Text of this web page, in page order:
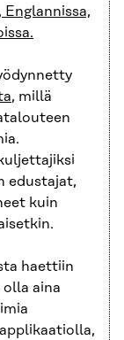
Englannissa,
, millä
edustajat,
kuin
haettiin
aina